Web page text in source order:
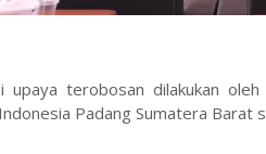
upaya terobosan dilakukan
Padang Sumatera Barat